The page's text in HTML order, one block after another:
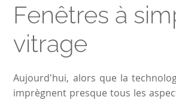
Fenêtres à
vitrage
Aujourd'hui, alors que la
imprègnent presque tous les